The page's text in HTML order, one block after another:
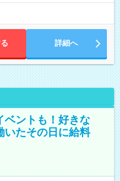
詳細へ
ベントも！好きな
たその日に給料